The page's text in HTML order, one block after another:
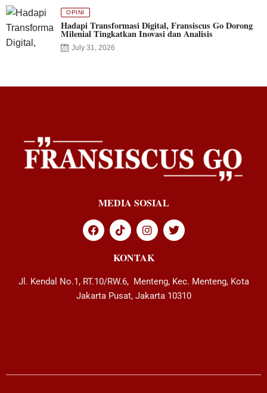
OPINI
Hadapi Transformasi Digital, Fransiscus Go Dorong
Milenial Tingkatkan Inovasi dan Analisis
July 31, 2026
MEDIA SOSIAL
KONTAK
Jl. Kendal No.1, RT.10/RW.6, Menteng, Kec. Menteng, Kota
Jakarta Pusat, Jakarta 10310